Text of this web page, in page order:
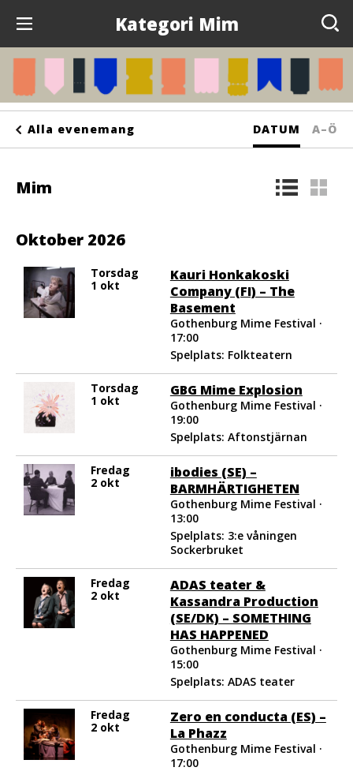
Kategori Mim
Anslagstavlan
Arrangörer
Alla evenemang Sortera
DATUM A–Ö
Mim
Oktober 2026
Torsdag
1 okt
Kauri Honkakoski
Company (FI) – The
Basement
Gothenburg Mime Festival ·
17:00
Spelplats: Folkteatern
Torsdag
1 okt
GBG Mime Explosion
Gothenburg Mime Festival ·
19:00
Spelplats: Aftonstjärnan
Fredag
2 okt
ibodies (SE) –
BARMHÄRTIGHETEN
Gothenburg Mime Festival ·
13:00
Spelplats: 3:e våningen
Sockerbruket
Fredag
2 okt
ADAS teater &
Kassandra Production
(SE/DK) – SOMETHING
HAS HAPPENED
Gothenburg Mime Festival ·
15:00
Spelplats: ADAS teater
Fredag
2 okt
Zero en conducta (ES) –
La Phazz
Gothenburg Mime Festival ·
17:00